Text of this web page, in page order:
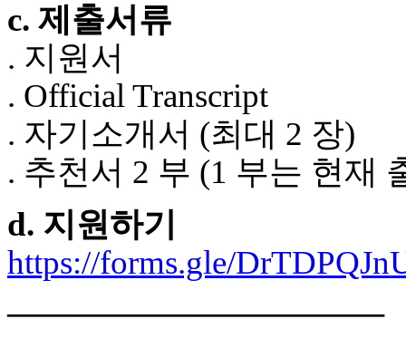
c. 제출서류
. 지원서
. Official Transcript
. 자기소개서 (최대 2 장)
. 추천서 2 부 (1 부는 현재
d. 지원하기
https://forms.gle/
────────────────